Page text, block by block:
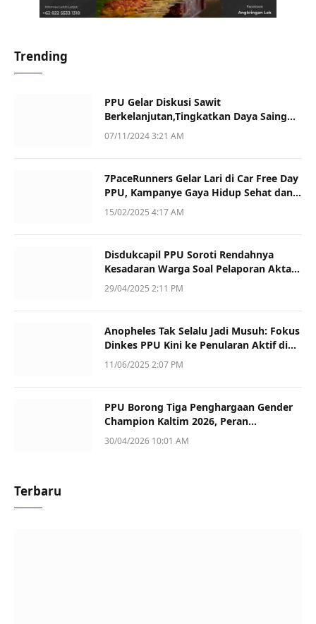
Trending
PPU Gelar Diskusi Sawit
Berkelanjutan,Tingkatkan Daya Saing
dan Kualitas
07/11/2024 3:21 AM
7PaceRunners Gelar Lari di Car Free Day
PPU, Kampanye Gaya Hidup Sehat dan
Dukung UMKM
15/02/2025 4:17 AM
Disdukcapil PPU Soroti Rendahnya
Kesadaran Warga Soal Pelaporan Akta
Kematian
29/04/2025 2:11 PM
Anopheles Tak Selalu Jadi Musuh: Fokus
Dinkes PPU Kini ke Penularan Aktif di
Sotek
11/06/2025 2:07 PM
PPU Borong Tiga Penghargaan Gender
Champion Kaltim 2026, Peran
Perempuan Jadi Sorotan
30/04/2026 10:01 AM
Terbaru